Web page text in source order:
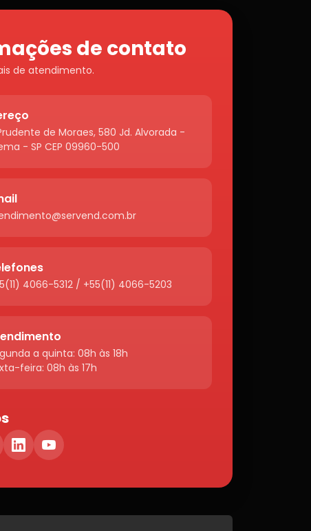
de contato
de atendimento.
de Moraes, 580 Jd. Alvorada -
- SP CEP 09960-500
4066-5312 / +55(11) 4066-5203
a quinta: 08h às 18h
feira: 08h às 17h